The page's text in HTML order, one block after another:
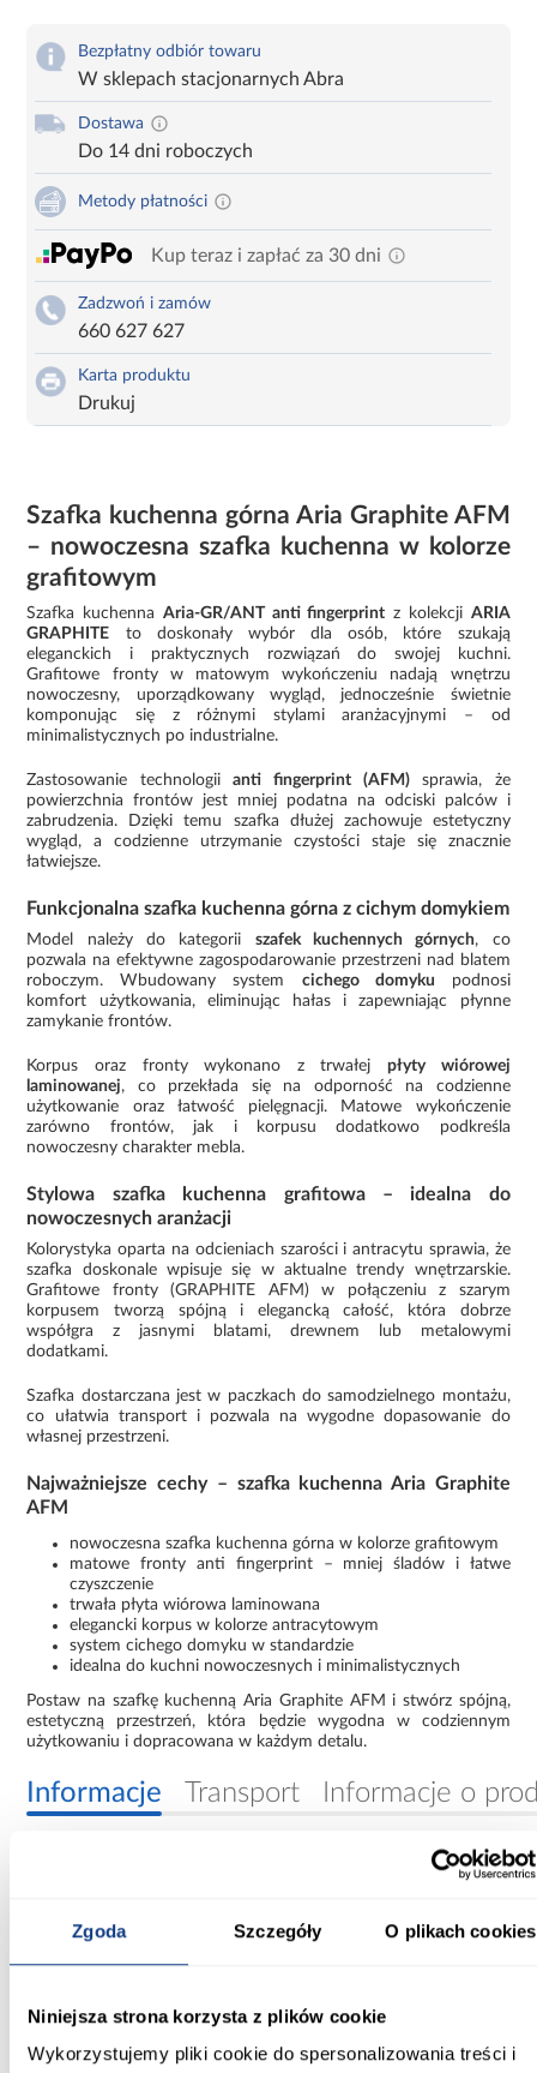
Zgoda Szczegóły O plikach cookies
Niniejsza strona korzysta z plików cookie
Wykorzystujemy pliki cookie do spersonalizowania treści i
Bezpłatny odbiór towaru
W sklepach stacjonarnych Abra
Dostawa
Do 14 dni roboczych
Metody płatności
Kup teraz i zapłać za 30 dni
Zadzwoń i zamów
660 627 627
Karta produktu
Drukuj
Szafka kuchenna górna Aria Graphite AFM
– nowoczesna szafka kuchenna w kolorze
grafitowym
Szafka kuchenna Aria-GR/ANT anti fingerprint z kolekcji ARIA
GRAPHITE to doskonały wybór dla osób, które szukają
eleganckich i praktycznych rozwiązań do swojej kuchni.
Grafitowe fronty w matowym wykończeniu nadają wnętrzu
nowoczesny, uporządkowany wygląd, jednocześnie świetnie
komponując się z różnymi stylami aranżacyjnymi – od
minimalistycznych po industrialne.
Zastosowanie technologiianti fingerprint (AFM)sprawia, że
powierzchnia frontów jest mniej podatna na odciski palców i
zabrudzenia. Dzięki temu szafka dłużej zachowuje estetyczny
wygląd, a codzienne utrzymanie czystości staje się znacznie
łatwiejsze.
Funkcjonalna szafka kuchenna górna z cichym domykiem
Model należy do kategorii szafek kuchennych górnych, co
pozwala na efektywne zagospodarowanie przestrzeni nad blatem
roboczym. Wbudowany system cichego domyku podnosi
komfort użytkowania, eliminując hałas i zapewniając płynne
zamykanie frontów.
Korpus oraz fronty wykonano z trwałejpłyty wiórowej
laminowanej, co przekłada się na odporność na codzienne
użytkowanie oraz łatwość pielęgnacji. Matowe wykończenie
zarówno frontów, jak i korpusu dodatkowo podkreśla
nowoczesny charakter mebla.
Stylowa szafka kuchenna grafitowa – idealna do
nowoczesnych aranżacji
Kolorystyka oparta na odcieniach szarości i antracytu sprawia, że
szafka doskonale wpisuje się w aktualne trendy wnętrzarskie.
Grafitowe fronty (GRAPHITE AFM) w połączeniu z szarym
korpusem tworzą spójną i elegancką całość, która dobrze
współgra z jasnymi blatami, drewnem lub metalowymi
dodatkami.
Szafka dostarczana jest w paczkach do samodzielnego montażu,
co ułatwia transport i pozwala na wygodne dopasowanie do
własnej przestrzeni.
Najważniejsze cechy – szafka kuchenna Aria Graphite
AFM
nowoczesna szafka kuchenna górna w kolorze grafitowym
matowe fronty anti fingerprint – mniej śladów i łatwe
czyszczenie
trwała płyta wiórowa laminowana
elegancki korpus w kolorze antracytowym
system cichego domyku w standardzie
idealna do kuchni nowoczesnych i minimalistycznych
Postaw na szafkę kuchenną Aria Graphite AFM i stwórz spójną,
estetyczną przestrzeń, która będzie wygodna w codziennym
użytkowaniu i dopracowana w każdym detalu.
Informacje Transport Informacje o
Wysokość [cm]:
90.00